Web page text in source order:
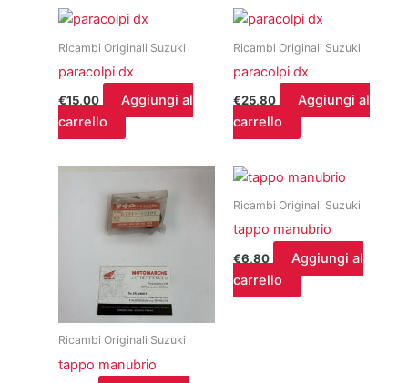
Ricambi Originali Suzuki
paracolpi dx
€15,00
Aggiungi al
carrello
Ricambi Originali Suzuki
paracolpi dx
€25,80
Aggiungi al
carrello
Ricambi Originali Suzuki
tappo manubrio
Ricambi Originali Suzuki
tappo manubrio
€6,80
Aggiungi al
carrello